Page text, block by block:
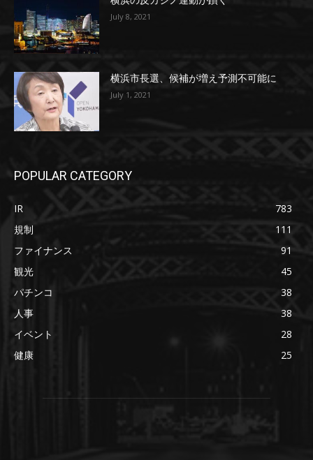
July 8, 2021
横浜市長選、候補が増え予測不可能に
July 1, 2021
POPULAR CATEGORY
IR
783
規制
111
ファイナンス
91
観光
45
パチンコ
38
人事
38
イベント
28
健康
25